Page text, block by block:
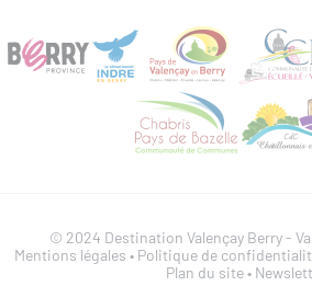
© 2024 Destination Valençay Berry -
Mentions légales • Politique de
Plan du site•